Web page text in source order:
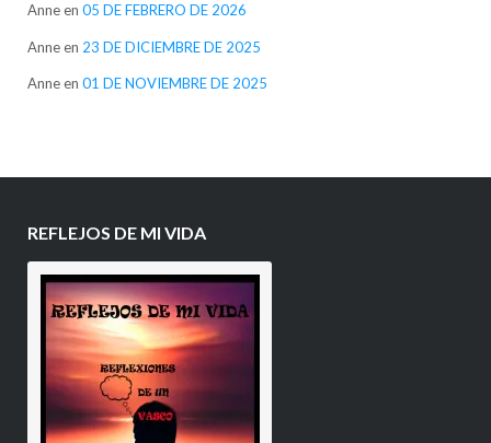
Anneen 05 DE FEBRERO DE 2026
Anneen 23 DE DICIEMBRE DE 2025
Anneen 01 DE NOVIEMBRE DE 2025
REFLEJOS DE MI VIDA